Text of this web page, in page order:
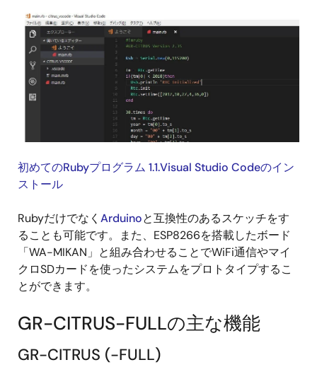
初めてのRubyプログラム 1.1.Visual Studio Codeのイン
ストール
Rubyだけでなく Arduinoと互換性のあるスケッチをす
ることも可能です。また、ESP8266を搭載したボード
「WA-MIKAN」と組み合わせることでWiFi通信やマイ
クロSDカードを使ったシステムをプロトタイプするこ
とができます。
GR-CITRUS-FULLの主な機能
GR-CITRUS (-FULL)